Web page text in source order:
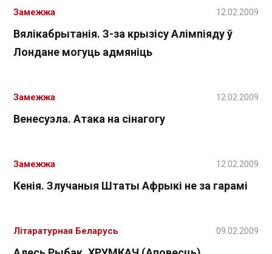
Вялікабрытанія. З-за крызісу Алімпіяду ў
Лондане могуць адмяніць
Замежжа 12.02.2009
Венесуэла. Атака на сінагогу
Замежжа 12.02.2009
Кенія. Злучаныя Штаты Афрыкі не за гарамі
Замежжа 12.02.2009
Літаратурная Беларусь 09.02.2009